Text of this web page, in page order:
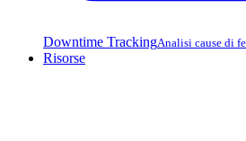
Downtime TrackingAnalisi cause di
Risorse